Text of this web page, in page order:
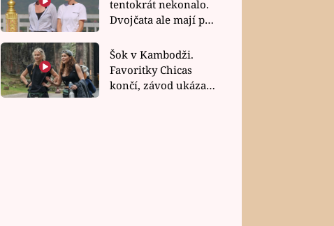
tentokrát nekonalo.
Dvojčata ale mají po
závodu nůž na krku
Šok v Kambodži.
Favoritky Chicas
končí, závod ukázal